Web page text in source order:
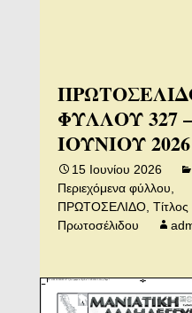
ΦΥΛΛΟΥ 327 –
ΙΟΥΝΙΟΥ 2026
15 Ιουνίου 2026
Περιεχόμενα φύλλου
ΠΡΩΤΟΣΕΛΙΔΟ, Τίτλος
Πρωτοσέλιδου